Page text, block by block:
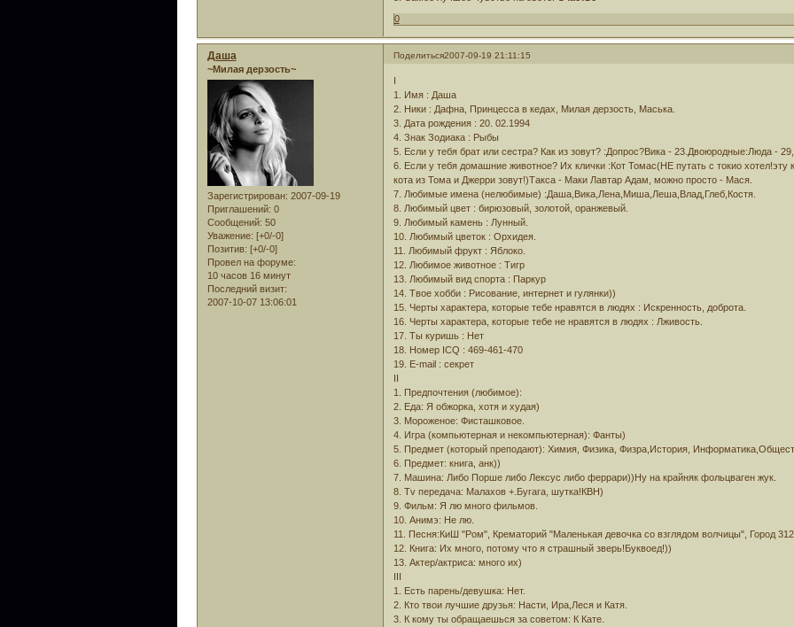
0
Поделиться2007-09-19 21:11:15
Даша
~Милая дерзость~
Зарегистрирован: 2007-09-19
Приглашений: 0
Сообщений: 50
Уважение: [+0/-0]
Позитив: [+0/-0]
Провел на форуме:
10 часов 16 минут
Последний визит:
2007-10-07 13:06:01
1. Имя : Даша
2. Ники : Дафна, Принцесса в кедах, Милая дерзость, Маська.
3. Дата рождения : 20. 02.1994
4. Знак Зодиака : Рыбы
5. Если у тебя брат или сестра? Как из зовут? :Допрос?Вика - 23.Двоюродные:Люда -
6. Если у тебя домашние животное? Их клички :Кот Томас(НЕ путать с токио хотел!эту
кота из Тома и Джерри зовут!)Такса - Маки Лавтар Адам, можно просто - Мася.
7. Любимые имена (нелюбимые) :Даша,Вика,Лена,Миша,Леша,Влад,Глеб,Костя.
8. Любимый цвет : бирюзовый, золотой, оранжевый.
9. Любимый камень : Лунный.
10. Любимый цветок : Орхидея.
11. Любимый фрукт : Яблоко.
12. Любимое животное : Тигр
13. Любимый вид спорта : Паркур
14. Твое хобби : Рисование, интернет и гулянки))
15. Черты характера, которые тебе нравятся в людях : Искренность, доброта.
16. Черты характера, которые тебе не нравятся в людях : Лживость.
17. Ты куришь : Нет
18. Номер ICQ : 469-461-470
19. Е-mail : секрет
1. Предпочтения (любимое):
2. Еда: Я обжорка, хотя и худая)
3. Мороженое: Фисташковое.
4. Игра (компьютерная и некомпьютерная): Фанты)
5. Предмет (который преподают): Химия, Физика, Физра,История,
6. Предмет: книга, анк))
7. Машина: Либо Порше либо Лексус либо феррари))Ну на крайняк фольцваген жук.
8. Tv передача: Малахов +.Бугага, шутка!КВН)
9. Фильм: Я лю много фильмов.
10. Анимэ: Не лю.
11. Песня:КиШ "Ром", Крематорий "Маленькая девочка со взглядом волчицы", Город
12. Книга: Их много, потому что я страшный зверь!Буквоед!))
13. Актер/актриса: много их)
1. Есть парень/девушка: Нет.
2. Кто твои лучшие друзья: Насти, Ира,Леся и Катя.
3. К кому ты обращаешься за советом: К Кате.